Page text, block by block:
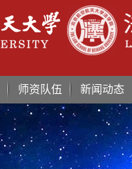
师资队伍 新闻动态